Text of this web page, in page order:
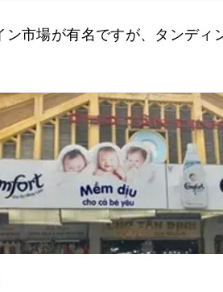
市場が有名ですが、タンディ